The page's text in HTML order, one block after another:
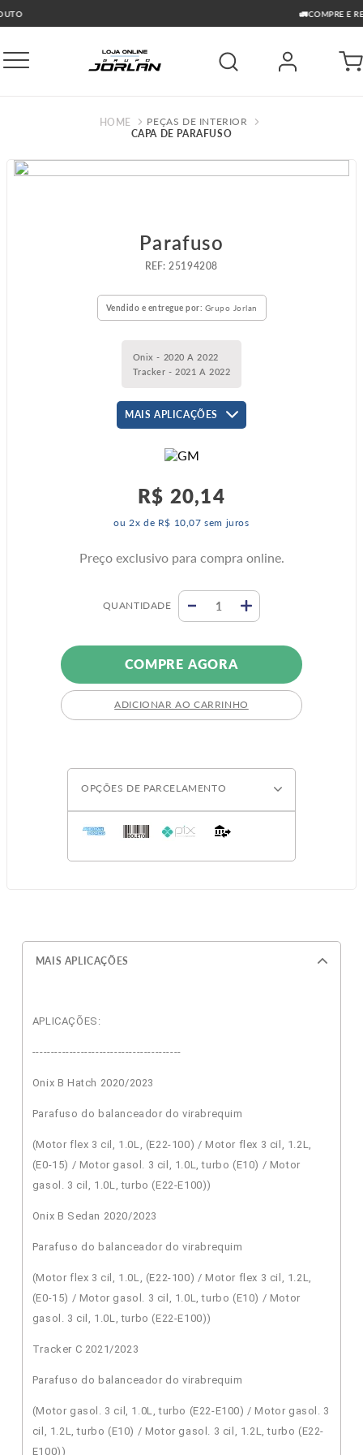
PEÇAS DE INTERIOR
CAPA DE PARAFUSO
Parafuso
:25194208
Vendido e entregue por: Grupo Jorlan
Onix - 2020 A 2022
Tracker - 2021 A 2022
MAIS APLICAÇÕES
R$ 20,14
ou 2x de R$ 10 ,07 sem juros
Preço exclusivo para compra online.
QUANTIDADE
COMPRE AGORA
ADICIONAR AO CARRINHO
OPÇÕES DE PARCELAMENTO
MAIS APLICAÇÕES
APLICAÇÕES:
----------------------------------------
Onix B Hatch 2020/2023
Parafuso do balanceador do virabrequim
(Motor flex 3 cil, 1.0L, (E22-100) / Motor flex 3 cil, 1.2L,
(E0-15) / Motor gasol. 3 cil, 1.0L, turbo (E10) / Motor
gasol. 3 cil, 1.0L, turbo (E22-E100))
Onix B Sedan 2020/2023
Parafuso do balanceador do virabrequim
(Motor flex 3 cil, 1.0L, (E22-100) / Motor flex 3 cil, 1.2L,
(E0-15) / Motor gasol. 3 cil, 1.0L, turbo (E10) / Motor
gasol. 3 cil, 1.0L, turbo (E22-E100))
Tracker C 2021/2023
Parafuso do balanceador do virabrequim
(Motor gasol. 3 cil, 1.0L, turbo (E22-E100) / Motor gasol. 3
cil, 1.2L, turbo (E10) / Motor gasol. 3 cil, 1.2L, turbo (E22-
E100))